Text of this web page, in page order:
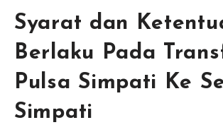
Syarat dan
Berlaku Pada
Pulsa Simpati Ke
Simpati